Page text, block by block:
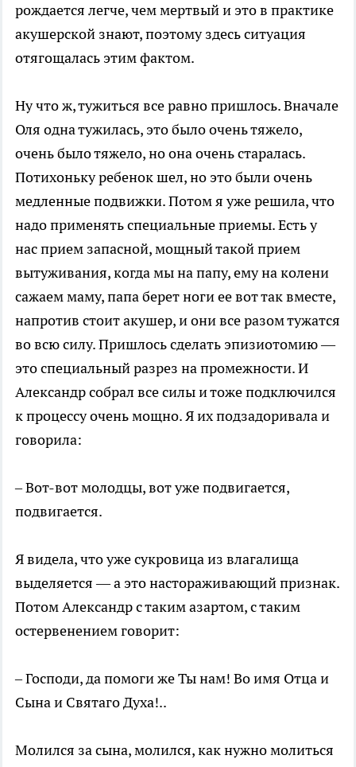
рождается легче, чем мертвый и это в практике
акушерской знают, поэтому здесь ситуация
отягощалась этим фактом.
Ну что ж, тужиться все равно пришлось. Вначале
Оля одна тужилась, это было очень тяжело,
очень было тяжело, но она очень старалась.
Потихоньку ребенок шел, но это были очень
медленные подвижки. Потом я уже решила, что
надо применять специальные приемы. Есть у
нас прием запасной, мощный такой прием
вытуживания, когда мы на папу, ему на колени
сажаем маму, папа берет ноги ее вот так вместе,
напротив стоит акушер, и они все разом тужатся
во всю силу. Пришлось сделать эпизиотомию —
это специальный разрез на промежности. И
Александр собрал все силы и тоже подключился
к процессу очень мощно. Я их подзадоривала и
говорила:
– Вот-вот молодцы, вот уже подвигается,
подвигается.
Я видела, что уже сукровица из влагалища
выделяется — а это настораживающий признак.
Потом Александр с таким азартом, с таким
остервенением говорит:
– Господи, да помоги же Ты нам! Во имя Отца и
Сына и Святаго Духа!..
Молился за сына, молился, как нужно молиться